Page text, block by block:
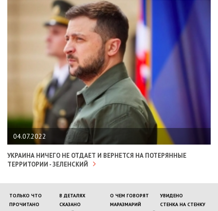
04.07.2022
УКРАИНА НИЧЕГО НЕ ОТДАЕТ И ВЕРНЕТСЯ НА ПОТЕРЯННЫЕ
ТЕРРИТОРИИ - ЗЕЛЕНСКИЙ
ТОЛЬКО ЧТО В ДЕТАЛЯХ О ЧЕМ ГОВОРЯТ
УВИДЕНО
ПРОЧИТАНО
СКАЗАНО МАРАЗМАРИЙ
СТЕНКА НА СТЕНКУ